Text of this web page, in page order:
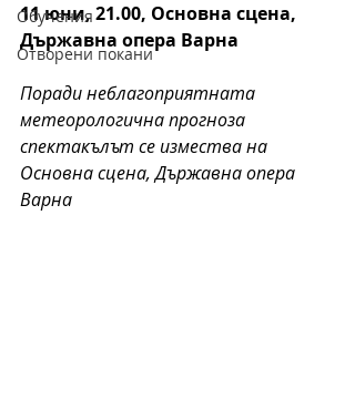
Обучения
Отворени покани
11 юни, 21.00, Основна сцена,
Държавна опера Варна
Поради неблагоприятната
метеорологична прогноза
спектакълът се измества на
Основна сцена, Държавна опера
Варна